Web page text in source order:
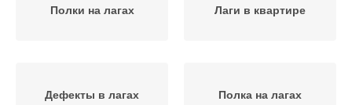
Полки на лагах Лаги в квартире
Дефекты в лагах Полка на лагах